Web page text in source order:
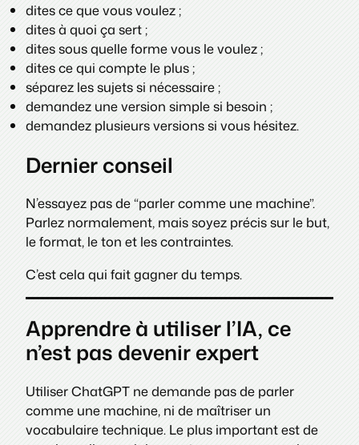
dites ce que vous voulez ;
dites à quoi ça sert ;
dites sous quelle forme vous le voulez ;
dites ce qui compte le plus ;
séparez les sujets si nécessaire ;
demandez une version simple si besoin ;
demandez plusieurs versions si vous hésitez.
Dernier conseil
N’essayez pas de “parler comme une machine”.
Parlez normalement, mais soyez précis sur le but,
le format, le ton et les contraintes.
C’est cela qui fait gagner du temps.
Apprendre à utiliser l’IA, ce
n’est pas devenir expert
Utiliser ChatGPT ne demande pas de parler
comme une machine, ni de maîtriser un
vocabulaire technique. Le plus important est de